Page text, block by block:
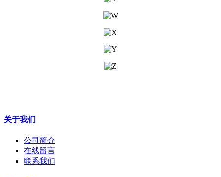
关于我们
公司简介
在线留言
联系我们